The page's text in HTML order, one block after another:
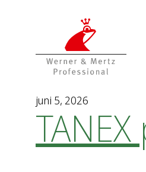
juni 5, 2026